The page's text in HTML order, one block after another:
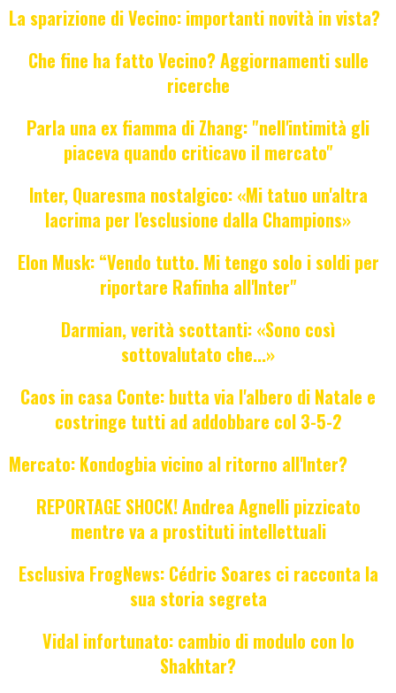
La sparizione di Vecino: importanti novità in vista?
Che fine ha fatto Vecino? Aggiornamenti sulle
ricerche
Parla una ex fiamma di Zhang: "nell'intimità gli
piaceva quando criticavo il mercato"
Inter, Quaresma nostalgico: «Mi tatuo un'altra
lacrima per l'esclusione dalla Champions»
Elon Musk: “Vendo tutto. Mi tengo solo i soldi per
riportare Rafinha all'Inter"
Darmian, verità scottanti: «Sono così
sottovalutato che...»
Caos in casa Conte: butta via l'albero di Natale e
costringe tutti ad addobbare col 3-5-2
Mercato: Kondogbia vicino al ritorno all'Inter?
REPORTAGE SHOCK! Andrea Agnelli pizzicato
mentre va a prostituti intellettuali
Esclusiva FrogNews: Cédric Soares ci racconta la
sua storia segreta
Vidal infortunato: cambio di modulo con lo
Shakhtar?